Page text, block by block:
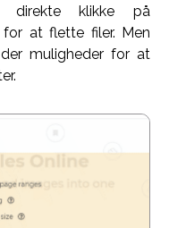
direkte klikke på
for at flette filer. Men
muligheder for at